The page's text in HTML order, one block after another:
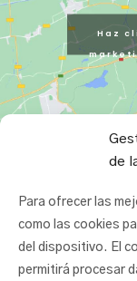
de
Para ofrecer las
como las cookies
del dispositivo. El
permitirá procesar
Haz